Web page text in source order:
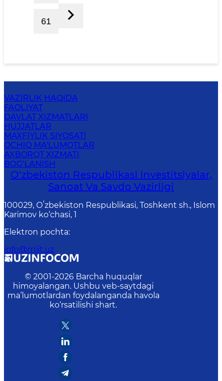
61
VAZIRLIK HAQIDA
FAOLIYAT
DAVLAT XIZMATLARI
HUJJATLAR
MAXFIYLIK SIYOSATI
OCHIQ MA'LUMOTLAR
AXBOROT XIZMATI
BOG‘LANISH
O‘zbekiston Respublikasi Investitsiyalar,
Sanoat Va Savdo Vazirligi
100029, Oʻzbekiston Respublikasi, Toshkent sh., Islom
Karimov ko‘chasi, 1
Elektron pochta:
info@miit.uz
© 2001-2026 Barcha huquqlar
himoyalangan. Ushbu veb-saytdagi
ma’lumotlardan foydalanganda havola
ko‘rsatilishi shart.